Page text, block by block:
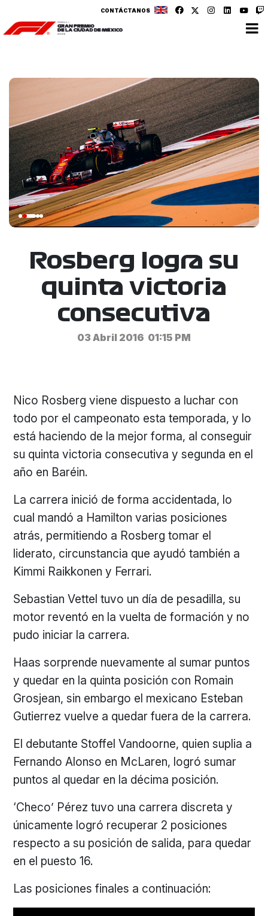
CONTÁCTANOS
Rosberg logra su
quinta victoria
consecutiva
03 Abril 2016 01:15 PM
Nico Rosberg viene dispuesto a luchar con
todo por el campeonato esta temporada, y lo
está haciendo de la mejor forma, al conseguir
su quinta victoria consecutiva y segunda en el
año en Baréin.
La carrera inició de forma accidentada, lo
cual mandó a Hamilton varias posiciones
atrás, permitiendo a Rosberg tomar el
liderato, circunstancia que ayudó también a
Kimmi Raikkonen y Ferrari.
Sebastian Vettel tuvo un día de pesadilla, su
motor reventó en la vuelta de formación y no
pudo iniciar la carrera.
Haas sorprende nuevamente al sumar puntos
y quedar en la quinta posición con Romain
Grosjean, sin embargo el mexicano Esteban
Gutierrez vuelve a quedar fuera de la carrera.
El debutante Stoffel Vandoorne, quien suplia a
Fernando Alonso en McLaren, logró sumar
puntos al quedar en la décima posición.
‘Checo’ Pérez tuvo una carrera discreta y
únicamente logró recuperar 2 posiciones
respecto a su posición de salida, para quedar
en el puesto 16.
Las posiciones finales a continuación: